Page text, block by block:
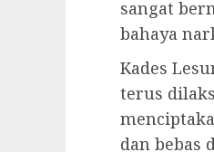
sangat
bahaya
Kades
terus
dan bebas